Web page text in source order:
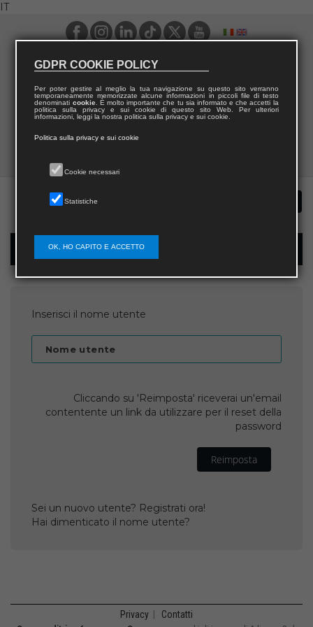
IT
Recupera password
Inserisci il nome utente
Nome utente
Cliccando su 'Reimposta' riceverai un'email
contentente un link da utilizzare per il reset della
password
Reimposta
Sei un nuovo utente? Registrati ora!
Hai dimenticato il nome utente?
Privacy Contatti
GDPR COOKIE POLICY
Per poter gestire al meglio la tua navigazione su questo sito verranno
temporaneamente memorizzate alcune informazioni in piccoli file di testo
denominati cookie. È molto importante che tu sia informato e che accetti la
politica sulla privacy e sui cookie di questo sito Web. Per ulteriori
informazioni, leggi la nostra politica sulla privacy e sui cookie.
Politica sulla privacy e sui cookie
Cookie necessari
Statistiche
OK, HO CAPITO E ACCETTO